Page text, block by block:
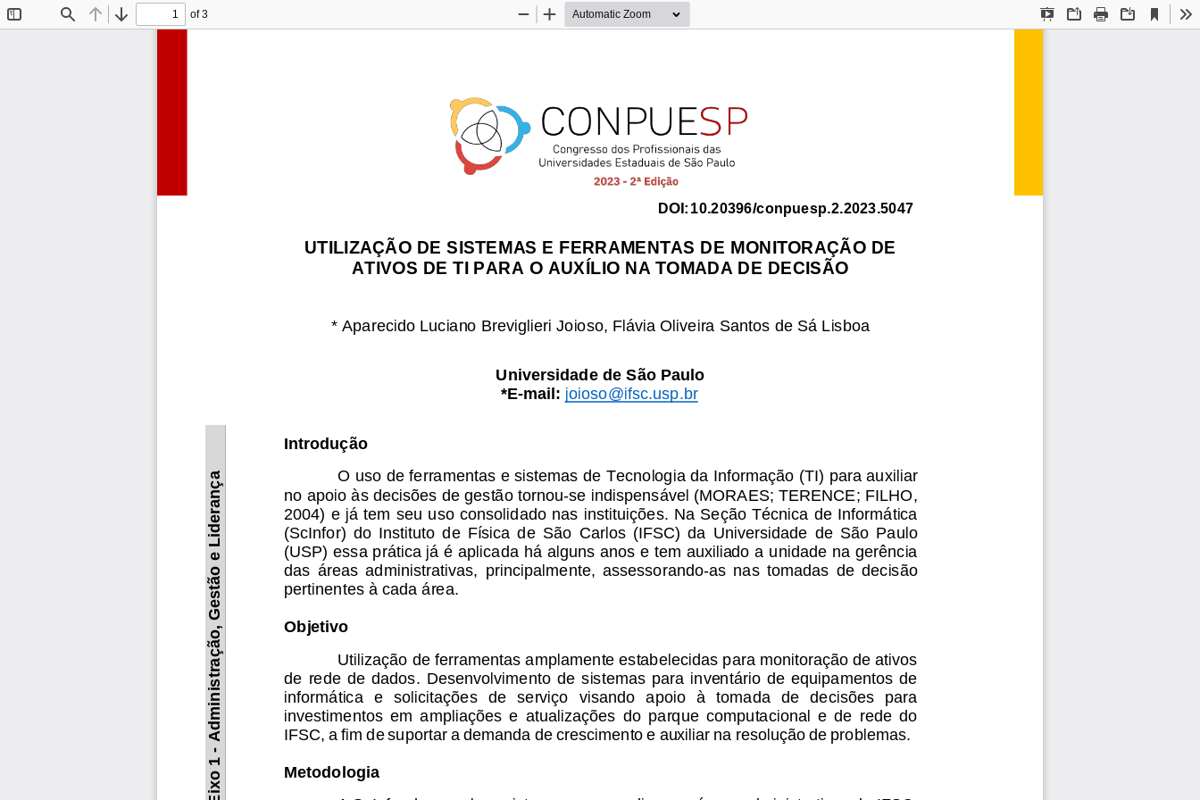
Find Previous
Next
of 3
Presentation
OpenPrint Download
Current
View
Zoom
Zoom
DOI: 10.20396/conpuesp.2.2023.5047
UTILIZAÇÃO DE SISTEMAS E FERRAMENTAS DE MONITORAÇÃO DE
ATIVOS DE TI PARA O AUXÍLIO NA TOMADA DE DECISÃO
* Aparecido Luciano Breviglieri Joioso, Flávia Oliveira Santos de Sá Lisboa
Universidade de São Paulo
*E-mail: joioso@ifsc.usp.br
Introdução
O uso de ferramentas e sistemas de Tecnologia da Informação (TI) para auxiliar
no apoio às decisões de gestão tornou-se indispensável (MORAES; TERENCE; FILHO,
2004) e já tem seu uso consolidado nas instituições. Na Seção Técnica de Informática
(ScInfor) do Instituto de Física de São Carlos (IFSC) da Universidade de São Paulo
(USP) essa prática já é aplicada há alguns anos e tem auxiliado a unidade na gerência
das áreas administrativas, principalmente, assessorando-as nas tomadas de decisão
pertinentes à cada área.
Objetivo
Utilização de ferramentas amplamente estabelecidas para monitoração de ativos
de rede de dados. Desenvolvimento de sistemas para inventário de equipamentos de
informática
e solicitações de serviço visando apoio à tomada de decisões
para
investimentos em ampliações e atualizações do parque computacional e de rede do
IFSC, a fim desuportara demanda decrescimento e auxiliar na resolução de problemas.
Metodologia
Eixo
1
-
Administração, Gestão
e
Liderança